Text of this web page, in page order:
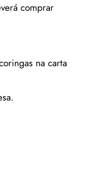
comprar
na carta